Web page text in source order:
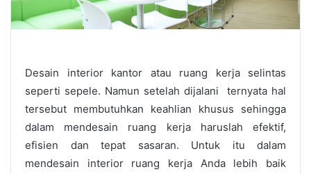
Desain interior kantor atau ruang kerja selintas
seperti sepele. Namun setelah dijalani ternyata hal
tersebut membutuhkan keahlian khusus sehingga
dalam mendesain ruang kerja haruslah efektif,
efisien dan tepat sasaran. Untuk itu dalam
mendesain interior ruang kerja Anda lebih baik